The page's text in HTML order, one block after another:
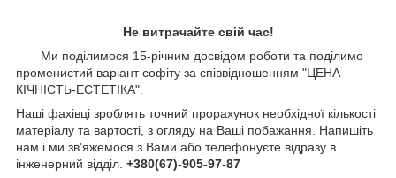
Не витрачайте свій час!
Ми поділимося 15-річним досвідом роботи та поділимо
променистий варіант софіту за співвідношенням "ЦЕНА-
КІЧНІСТЬ-ЕСТЕТІКА".
Наші фахівці зроблять точний прорахунок необхідної кількості
матеріалу та вартості, з огляду на Ваші побажання. Напишіть
нам і ми зв'яжемося з Вами або телефонуєте відразу в
інженерний відділ. +380(67)-905-97-87